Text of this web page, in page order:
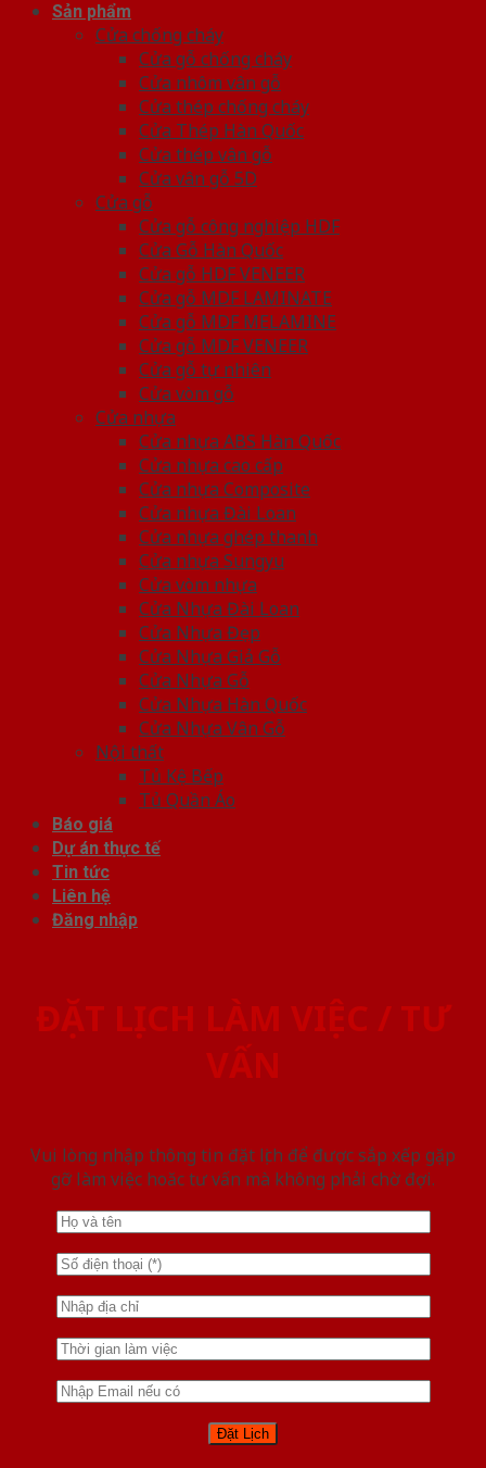
Sản phẩm
Cửa chống cháy
Cửa gỗ chống cháy
Cửa nhôm vân gỗ
Cửa thép chống cháy
Cửa Thép Hàn Quốc
Cửa thép vân gỗ
Cửa vân gỗ 5D
Cửa gỗ
Cửa gỗ công nghiệp HDF
Cửa Gỗ Hàn Quốc
Cửa gỗ HDF VENEER
Cửa gỗ MDF LAMINATE
Cửa gỗ MDF MELAMINE
Cửa gỗ MDF VENEER
Cửa gỗ tự nhiên
Cửa vòm gỗ
Cửa nhựa
Cửa nhựa ABS Hàn Quốc
Cửa nhựa cao cấp
Cửa nhựa Composite
Cửa nhựa Đài Loan
Cửa nhựa ghép thanh
Cửa nhựa Sungyu
Cửa vòm nhựa
Cửa Nhựa Đài Loan
Cửa Nhựa Đẹp
Cửa Nhựa Giả Gỗ
Cửa Nhựa Gỗ
Cửa Nhựa Hàn Quốc
Cửa Nhựa Vân Gỗ
Nội thất
Tủ Kệ Bếp
Tủ Quần Áo
Báo giá
Dự án thực tế
Tin tức
Liên hệ
Đăng nhập
ĐẶT LỊCH LÀM VIỆC / TƯ
VẤN
Vui lòng nhập thông tin đặt lịch để được sắp xếp gặp
gỡ làm việc hoăc tư vấn mà không phải chờ đợi.